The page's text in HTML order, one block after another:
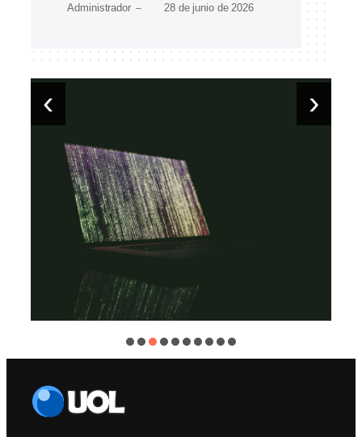
Administrador – 28 de junio de 2026
‹ ›